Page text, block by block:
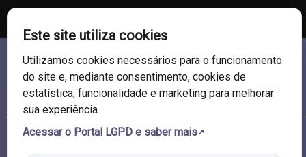
91 % 1009 mb
Este site utiliza cookies
Utilizamos cookies necessários para o funcionamento
do site e, mediante consentimento, cookies de
estatística, funcionalidade e marketing para melhorar
sua experiência.
Acessar o Portal LGPD e saber mais